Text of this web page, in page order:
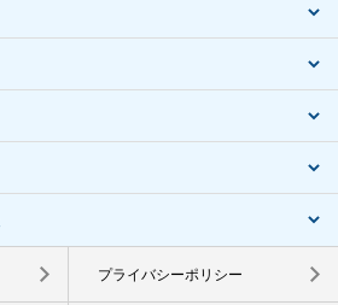
プライバシーポリシー